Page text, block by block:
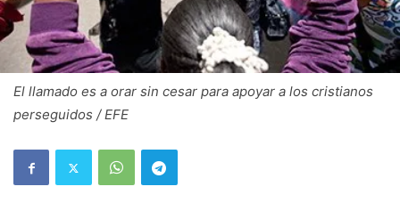
El llamado es a orar sin cesar para apoyar a los cristianos
perseguidos / EFE